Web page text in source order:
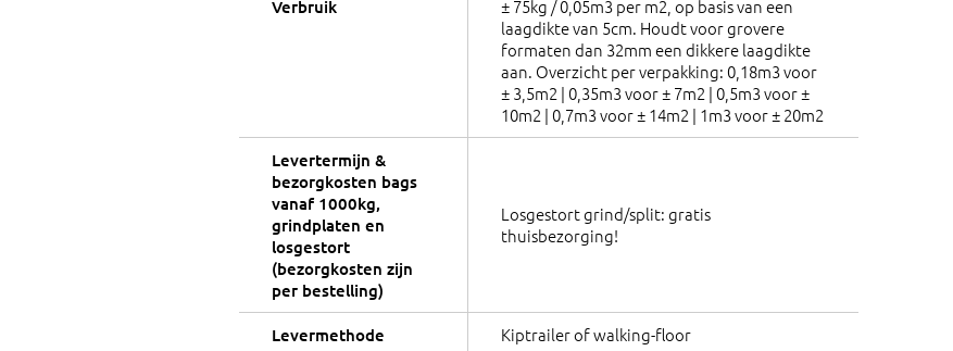
Verbruik
± 75kg / 0,05m3 per m2, op basis van een
laagdikte van 5cm. Houdt voor grovere
formaten dan 32mm een dikkere laagdikte
aan. Overzicht per verpakking: 0,18m3 voor
± 3,5m2 | 0,35m3 voor ± 7m2 | 0,5m3 voor ±
10m2 | 0,7m3 voor ± 14m2 | 1m3 voor ± 20m2
Levertermijn &
bezorgkosten bags
vanaf 1000kg,
grindplaten en
losgestort
(bezorgkosten zijn
per bestelling)
Losgestort grind/split: gratis
thuisbezorging!
Levermethode Kiptrailer of walking-floor